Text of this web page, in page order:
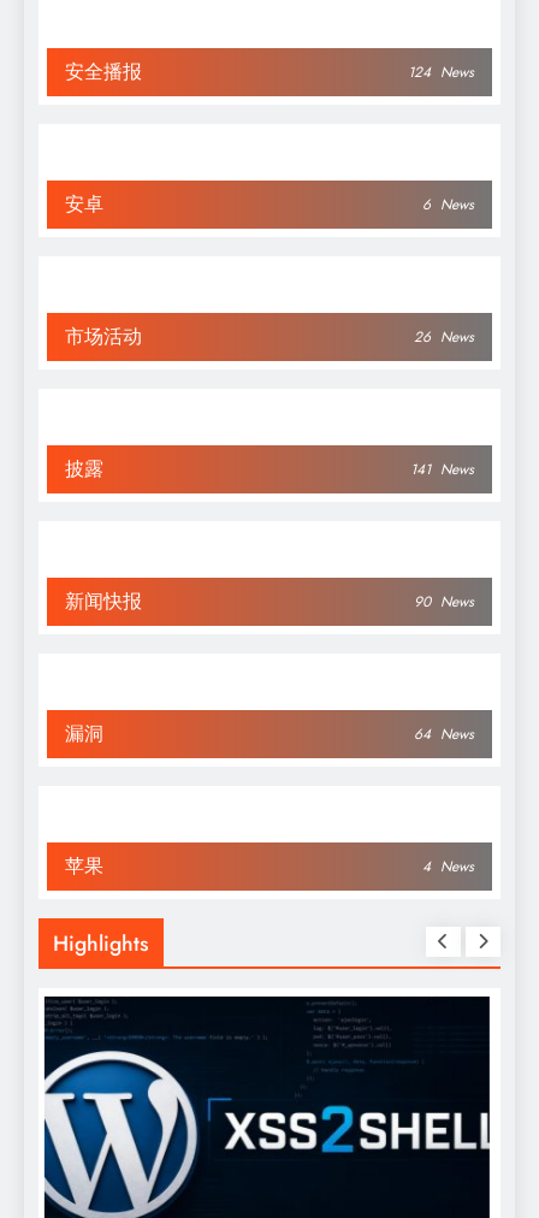
安全播报 124 News
安卓 6 News
市场活动 26 News
披露 141 News
新闻快报 90 News
漏洞 64 News
苹果 4 News
Highlights